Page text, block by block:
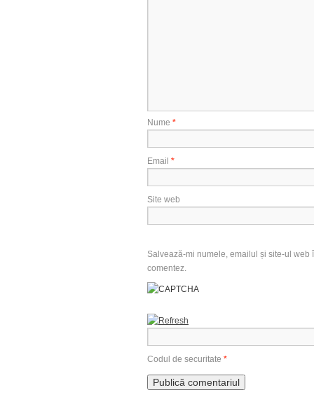
Nume *
Email *
Site web
Salvează-mi numele, emailul și site-ul
comentez.
Codul de securitate *